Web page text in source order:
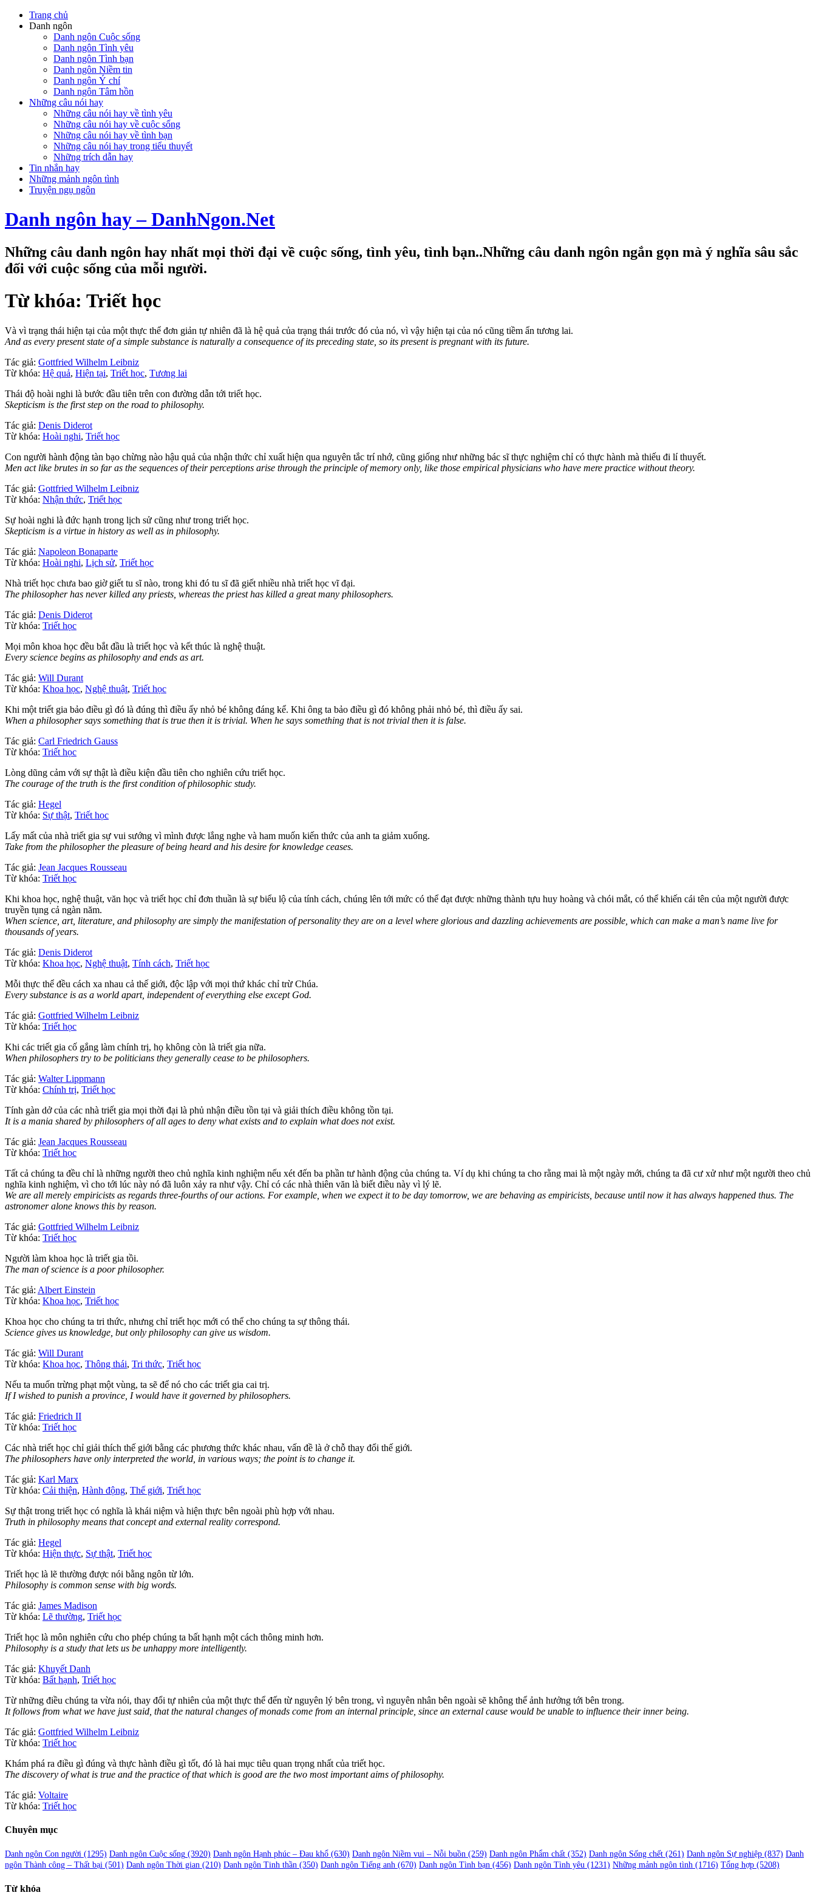
Trang chủ
Danh ngôn
Danh ngôn Cuộc sống
Danh ngôn Tình yêu
Danh ngôn Tình bạn
Danh ngôn Niềm tin
Danh ngôn Ý chí
Danh ngôn Tâm hồn
Những câu nói hay
Những câu nói hay về tình yêu
Những câu nói hay về cuộc sống
Những câu nói hay về tình bạn
Những câu nói hay trong tiểu thuyết
Những trích dẫn hay
Tin nhắn hay
Những mảnh ngôn tình
Truyện ngụ ngôn
Danh ngôn hay – DanhNgon.Net
Những câu danh ngôn hay nhất mọi thời đại về cuộc sống, tình yêu, tình bạn..Những câu danh ngôn ngắn gọn mà ý nghĩa sâu sắc
đối với cuộc sống của mỗi người.
Từ khóa: Triết học
Và vì trạng thái hiện tại của một thực thể đơn giản tự nhiên đã là hệ quả của trạng thái trước đó của nó, vì vậy hiện tại của nó cũng tiềm ẩn tương lai.
And as every present state of a simple substance is naturally a consequence of its preceding state, so its present is pregnant with its future.
Tác giả: Gottfried Wilhelm Leibniz
Từ khóa: Hệ quả, Hiện tại, Triết học, Tương lai
Thái độ hoài nghi là bước đầu tiên trên con đường dẫn tới triết học.
Skepticism is the first step on the road to philosophy.
Tác giả: Denis Diderot
Từ khóa: Hoài nghi, Triết học
Con người hành động tàn bạo chừng nào hậu quả của nhận thức chỉ xuất hiện qua nguyên tắc trí nhớ, cũng giống như những bác sĩ thực nghiệm chỉ có thực hành mà thiếu đi lí thuyết.
Men act like brutes in so far as the sequences of their perceptions arise through the principle of memory only, like those empirical physicians who have mere practice without theory.
Tác giả: Gottfried Wilhelm Leibniz
Từ khóa: Nhận thức, Triết học
Sự hoài nghi là đức hạnh trong lịch sử cũng như trong triết học.
Skepticism is a virtue in history as well as in philosophy.
Tác giả: Napoleon Bonaparte
Từ khóa: Hoài nghi, Lịch sử, Triết học
Nhà triết học chưa bao giờ giết tu sĩ nào, trong khi đó tu sĩ đã giết nhiều nhà triết học vĩ đại.
The philosopher has never killed any priests, whereas the priest has killed a great many philosophers.
Tác giả: Denis Diderot
Từ khóa: Triết học
Mọi môn khoa học đều bắt đầu là triết học và kết thúc là nghệ thuật.
Every science begins as philosophy and ends as art.
Tác giả: Will Durant
Từ khóa: Khoa học, Nghệ thuật, Triết học
Khi một triết gia bảo điều gì đó là đúng thì điều ấy nhỏ bé không đáng kể. Khi ông ta bảo điều gì đó không phải nhỏ bé, thì điều ấy sai.
When a philosopher says something that is true then it is trivial. When he says something that is not trivial then it is false.
Tác giả: Carl Friedrich Gauss
Từ khóa: Triết học
Lòng dũng cảm với sự thật là điều kiện đầu tiên cho nghiên cứu triết học.
The courage of the truth is the first condition of philosophic study.
Tác giả: Hegel
Từ khóa: Sự thật, Triết học
Lấy mất của nhà triết gia sự vui sướng vì mình được lắng nghe và ham muốn kiến thức của anh ta giảm xuống.
Take from the philosopher the pleasure of being heard and his desire for knowledge ceases.
Tác giả: Jean Jacques Rousseau
Từ khóa: Triết học
Khi khoa học, nghệ thuật, văn học và triết học chỉ đơn thuần là sự biểu lộ của tính cách, chúng lên tới mức có thể đạt được những thành tựu huy hoàng và chói mắt, có thể khiến cái tên của một người được
truyền tụng cả ngàn năm.
When science, art, literature, and philosophy are simply the manifestation of personality they are on a level where glorious and dazzling achievements are possible, which can make a man’s name live for
thousands of years.
Tác giả: Denis Diderot
Từ khóa: Khoa học, Nghệ thuật, Tính cách, Triết học
Mỗi thực thể đều cách xa nhau cả thế giới, độc lập với mọi thứ khác chỉ trừ Chúa.
Every substance is as a world apart, independent of everything else except God.
Tác giả: Gottfried Wilhelm Leibniz
Từ khóa: Triết học
Khi các triết gia cố gắng làm chính trị, họ không còn là triết gia nữa.
When philosophers try to be politicians they generally cease to be philosophers.
Tác giả: Walter Lippmann
Từ khóa: Chính trị, Triết học
Tính gàn dở của các nhà triết gia mọi thời đại là phủ nhận điều tồn tại và giải thích điều không tồn tại.
It is a mania shared by philosophers of all ages to deny what exists and to explain what does not exist.
Tác giả: Jean Jacques Rousseau
Từ khóa: Triết học
Tất cả chúng ta đều chỉ là những người theo chủ nghĩa kinh nghiệm nếu xét đến ba phần tư hành động của chúng ta. Ví dụ khi chúng ta cho rằng mai là một ngày mới, chúng ta đã cư xử như một người theo chủ
nghĩa kinh nghiệm, vì cho tới lúc này nó đã luôn xảy ra như vậy. Chỉ có các nhà thiên văn là biết điều này vì lý lẽ.
We are all merely empiricists as regards three-fourths of our actions. For example, when we expect it to be day tomorrow, we are behaving as empiricists, because until now it has always happened thus. The
astronomer alone knows this by reason.
Tác giả: Gottfried Wilhelm Leibniz
Từ khóa: Triết học
Người làm khoa học là triết gia tồi.
The man of science is a poor philosopher.
Tác giả: Albert Einstein
Từ khóa: Khoa học, Triết học
Khoa học cho chúng ta tri thức, nhưng chỉ triết học mới có thể cho chúng ta sự thông thái.
Science gives us knowledge, but only philosophy can give us wisdom.
Tác giả: Will Durant
Từ khóa: Khoa học, Thông thái, Tri thức, Triết học
Nếu ta muốn trừng phạt một vùng, ta sẽ để nó cho các triết gia cai trị.
If I wished to punish a province, I would have it governed by philosophers.
Tác giả: Friedrich II
Từ khóa: Triết học
Các nhà triết học chỉ giải thích thế giới bằng các phương thức khác nhau, vấn đề là ở chỗ thay đổi thế giới.
The philosophers have only interpreted the world, in various ways; the point is to change it.
Tác giả: Karl Marx
Từ khóa: Cải thiện, Hành động, Thế giới, Triết học
Sự thật trong triết học có nghĩa là khái niệm và hiện thực bên ngoài phù hợp với nhau.
Truth in philosophy means that concept and external reality correspond.
Tác giả: Hegel
Từ khóa: Hiện thực, Sự thật, Triết học
Triết học là lẽ thường được nói bằng ngôn từ lớn.
Philosophy is common sense with big words.
Tác giả: James Madison
Từ khóa: Lẽ thường, Triết học
Triết học là môn nghiên cứu cho phép chúng ta bất hạnh một cách thông minh hơn.
Philosophy is a study that lets us be unhappy more intelligently.
Tác giả: Khuyết Danh
Từ khóa: Bất hạnh, Triết học
Từ những điều chúng ta vừa nói, thay đổi tự nhiên của một thực thể đến từ nguyên lý bên trong, vì nguyên nhân bên ngoài sẽ không thể ảnh hưởng tới bên trong.
It follows from what we have just said, that the natural changes of monads come from an internal principle, since an external cause would be unable to influence their inner being.
Tác giả: Gottfried Wilhelm Leibniz
Từ khóa: Triết học
Khám phá ra điều gì đúng và thực hành điều gì tốt, đó là hai mục tiêu quan trọng nhất của triết học.
The discovery of what is true and the practice of that which is good are the two most important aims of philosophy.
Tác giả: Voltaire
Từ khóa: Triết học
Chuyên mục
Danh ngôn Con người (1295) Danh ngôn Cuộc sống (3920) Danh ngôn Hạnh phúc – Đau khổ (630) Danh ngôn Niềm vui – Nỗi buồn (259) Danh ngôn Phẩm chất (352) Danh ngôn Sống chết (261) Danh ngôn Sự nghiệp (837) Danh
ngôn Thành công – Thất bại (501) Danh ngôn Thời gian (210) Danh ngôn Tinh thần (350) Danh ngôn Tiếng anh (670) Danh ngôn Tình bạn (456) Danh ngôn Tình yêu (1231) Những mảnh ngôn tình (1716) Tổng hợp (5208)
Từ khóa